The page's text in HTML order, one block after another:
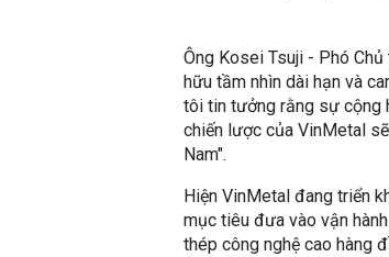
Ông Kosei Tsuji - Phó
hữu tầm nhìn dài hạn và
tôi tin tưởng rằng sự cộng
chiến lược của VinMetal
Nam".
Hiện VinMetal đang triển
mục tiêu đưa vào vận
thép công nghệ cao hàng